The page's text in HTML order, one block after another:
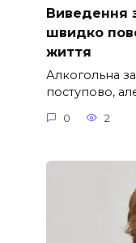
Виведення
швидко
життя
Алкогольна
поступово, але
0 2